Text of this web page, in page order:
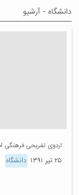
دانشگاه - آرشیو
اردوی تفریحی فرهنگی
۲۵ تیر ۱۳۹۱ دانشگاه